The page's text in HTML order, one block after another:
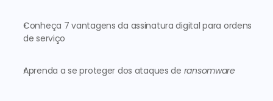
Conheça 7 vantagens da assinatura digital para ordens
de serviço
Aprenda a se proteger dos ataques de ransomware